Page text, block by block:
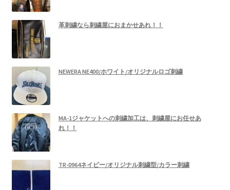
革刺繍なら刺繍屋におまかせあれ！！
NEWERA NE400/ホワイト/オリジナルロゴ刺繍
MA-1ジャケットへの刺繍加工は、刺繍屋にお任せあ
れ！！
TR-0964ネイビー/オリジナル刺繍型/カラー刺繍